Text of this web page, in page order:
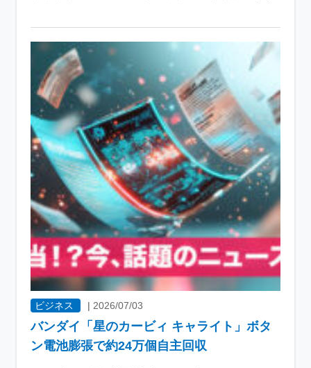
ビジネス | 2026/07/03
バンダイ「星のカービィ キャライト」ボタ
ン電池膨張で約24万個自主回収